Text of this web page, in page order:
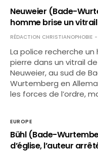
Neuweier (Bade-
homme brise un
RÉDACTION CHRISTIANOPHOBIE
La police recherche
pierre dans un vitrail
Neuweier, au sud de
Wurtemberg en
les forces de l’ordre,
EUROPE
Bühl (Bade-
d’église, l’auteur